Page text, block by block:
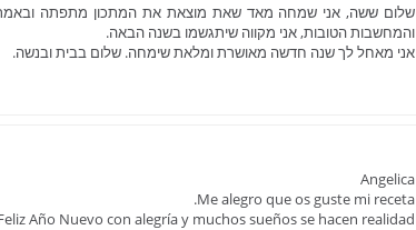
שלום ששה, אני שמחה מאד שאת מוצאת את המתכון מתפתה ובאמת
והמחשבות הטובות, אני מקווה שיתגשמו בשנה הבאה.
אני מאחל לך שנה חדשה מאושרת ומלאת שימחה. שלום בבית ובנשה.
Angelica
Me alegro que os guste mi receta.
Año Nuevo con alegría y muchos sueños se hacen realidad!